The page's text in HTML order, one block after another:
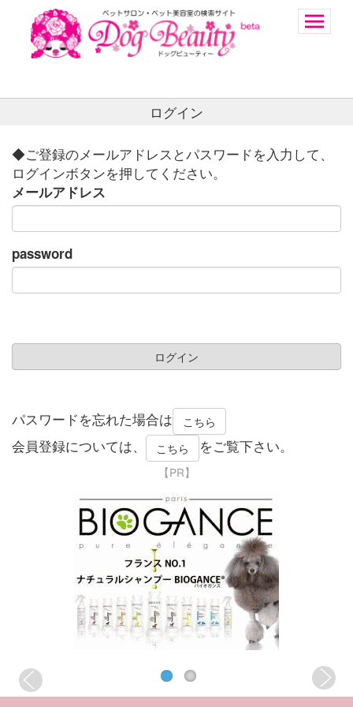
ログイン
◆ご登録のメールアドレスとパスワードを入力して、
ログインボタンを押してください。
メールアドレス
password
パスワードを忘れた場合は こちら
会員登録については、 こちら をご覧下さい。
【PR】